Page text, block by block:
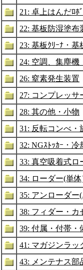
21: 卓上はんだﾛﾎ
22: 基板防湿塗布
23: 基板ｸﾘｰﾅ・基
24: 空調、集塵
26: 窒素発生装置
27: コンプレッサ
28: 其の他・小物
31: 反転コンべ・
32: NGｽﾄｯｶｰ・
33: 真空吸着式ロ
34: ローダー(単
35: アンローダー
38: フィダー・カ
39: 付属・付帯・
41: マガジンラッ
43: メンテナス部